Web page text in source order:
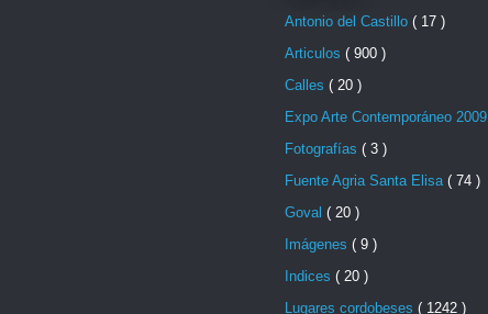
Antonio del Castillo ( 17 )
Articulos ( 900 )
Calles ( 20 )
Expo Arte Contemporáneo 2009
Fotografías ( 3 )
Fuente Agria Santa Elisa ( 74 )
Goval ( 20 )
Imágenes ( 9 )
Indices ( 20 )
Lugares cordobeses ( 1242 )